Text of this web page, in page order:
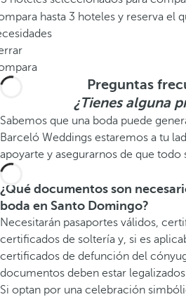
hasta 3 hoteles y reserva el
Preguntas
¿Tienes alguna
Sabemos que una boda puede
Barceló Weddings estaremos a tu
apoyarte y asegurarnos de que todo
¿Qué documentos son
boda en Santo Domingo?
Necesitarán pasaportes válidos,
certificados de soltería y, si es
certificados de defunción del
documentos deben estar
Si optan por una celebración